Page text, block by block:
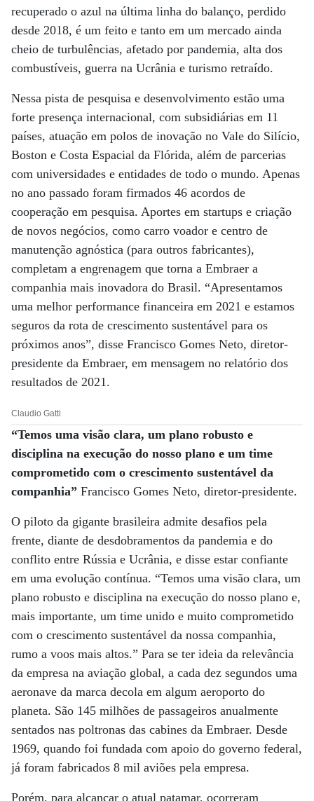
recuperado o azul na última linha do balanço, perdido
desde 2018, é um feito e tanto em um mercado ainda
cheio de turbulências, afetado por pandemia, alta dos
combustíveis, guerra na Ucrânia e turismo retraído.
Nessa pista de pesquisa e desenvolvimento estão uma
forte presença internacional, com subsidiárias em 11
países, atuação em polos de inovação no Vale do Silício,
Boston e Costa Espacial da Flórida, além de parcerias
com universidades e entidades de todo o mundo. Apenas
no ano passado foram firmados 46 acordos de
cooperação em pesquisa. Aportes em startups e criação
de novos negócios, como carro voador e centro de
manutenção agnóstica (para outros fabricantes),
completam a engrenagem que torna a Embraer a
companhia mais inovadora do Brasil. “Apresentamos
uma melhor performance financeira em 2021 e estamos
seguros da rota de crescimento sustentável para os
próximos anos”, disse Francisco Gomes Neto, diretor-
presidente da Embraer, em mensagem no relatório dos
resultados de 2021.
Claudio Gatti
“Temos uma visão clara, um plano robusto e
disciplina na execução do nosso plano e um time
comprometido com o crescimento sustentável da
companhia” Francisco Gomes Neto, diretor-presidente.
O piloto da gigante brasileira admite desafios pela
frente, diante de desdobramentos da pandemia e do
conflito entre Rússia e Ucrânia, e disse estar confiante
em uma evolução contínua. “Temos uma visão clara, um
plano robusto e disciplina na execução do nosso plano e,
mais importante, um time unido e muito comprometido
com o crescimento sustentável da nossa companhia,
rumo a voos mais altos.” Para se ter ideia da relevância
da empresa na aviação global, a cada dez segundos uma
aeronave da marca decola em algum aeroporto do
planeta. São 145 milhões de passageiros anualmente
sentados nas poltronas das cabines da Embraer. Desde
1969, quando foi fundada com apoio do governo federal,
já foram fabricados 8 mil aviões pela empresa.
Porém, para alcançar o atual patamar, ocorreram